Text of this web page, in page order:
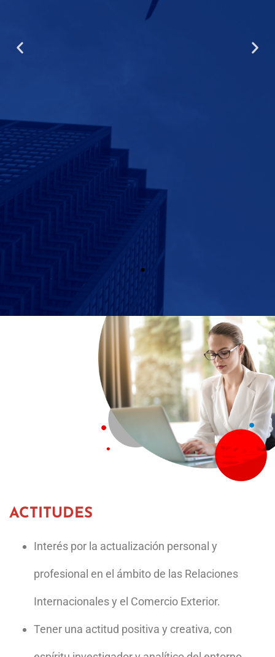
HABILIDADES
Comunicación y negociación.
Uso adecuado del lenguaje oral y escrito.
Relaciones interpersonales que conlleven a trabajar
en equipos multidisciplinarios.
Capacidad de análisis e investigación en el ámbito
nacional e internacional.
Habilidad en la negociación.
Gusto por aprender diferentes idiomas.
Curiosidad por entender el papel de México en el
mundo y reconocer las influencias que se ejercen
sobre nuestro país.
Interés por los problemas políticos, económicos, de
comercio y sociales nacionales e internacionales.
Voluntad de influir en la vida nacional e internacional
ACTITUDES
Interés por la actualización personal y
profesional en el ámbito de las Relaciones
Internacionales y el Comercio Exterior.
Tener una actitud positiva y creativa, con